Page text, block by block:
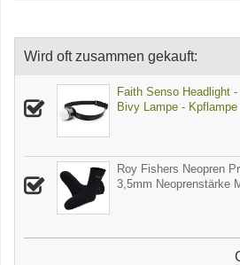
Wird oft zusammen gekauft:
Faith Senso Headlight
Bivy Lampe -
Roy Fishers Neopren
3,5mm Neoprenstärke